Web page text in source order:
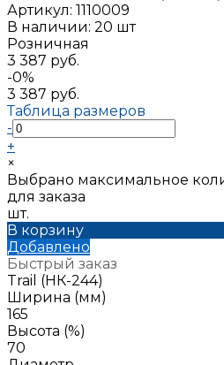
Артикул: 1110009
В наличии: 20 шт
Розничная
3 387 руб.
-0%
3 387 руб.
Таблица размеров
-
+
×
Выбрано максимальное
для заказа
шт.
В корзину
Добавлено
Быстрый заказ
Trail (НК-244)
Ширина (мм)
165
Высота (%)
70